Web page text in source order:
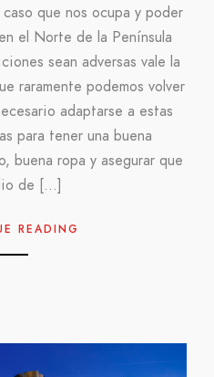
que nos ocupa y poder
el Norte de la Península
sean adversas vale la
raramente podemos volver
adaptarse a estas
para tener una buena
buena ropa y asegurar que
de […]
READING